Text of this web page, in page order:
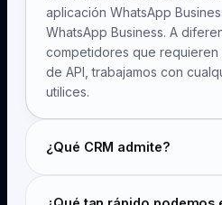
aplicación WhatsApp
WhatsApp Business. A
competidores que requieren
de API, trabajamos con
utilices.
¿Qué CRM admite?